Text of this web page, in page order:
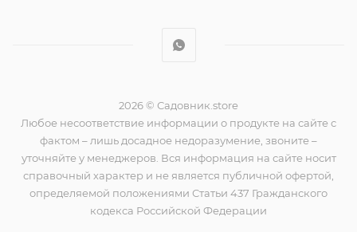
2026 © Садовник.store
Любое несоответствие информации о продукте на сайте с
фактом – лишь досадное недоразумение, звоните –
уточняйте у менеджеров. Вся информация на сайте носит
справочный характер и не является публичной офертой,
определяемой положениями Статьи 437 Гражданского
кодекса Российской Федерации